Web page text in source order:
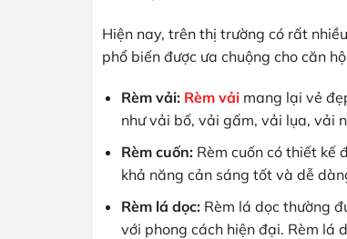
Hiện nay, trên thị trường có rất
phổ biến được ưa chuộng cho căn
Rèm vải: Rèm vảimang lại vẻ
như vải bố, vải gấm, vải lụa, vải
Rèm cuốn:Rèm cuốn có thiết kế
khả năng cản sáng tốt và dễ
Rèm lá dọc:Rèm lá dọc thường
với phong cách hiện đại. Rèm lá